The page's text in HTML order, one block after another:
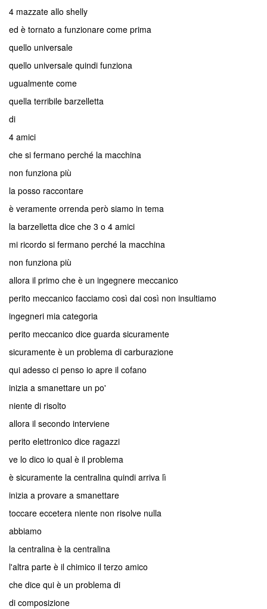
4 mazzate allo shelly
ed è tornato a funzionare come prima
quello universale
quello universale quindi funziona
ugualmente come
quella terribile barzelletta
di
4 amici
che si fermano perché la macchina
non funziona più
la posso raccontare
è veramente orrenda però siamo in tema
la barzelletta dice che 3 o 4 amici
mi ricordo si fermano perché la macchina
non funziona più
allora il primo che è un ingegnere meccanico
perito meccanico facciamo così dai così non insultiamo
ingegneri mia categoria
perito meccanico dice guarda sicuramente
sicuramente è un problema di carburazione
qui adesso ci penso io apre il cofano
inizia a smanettare un po'
niente di risolto
allora il secondo interviene
perito elettronico dice ragazzi
ve lo dico io qual è il problema
è sicuramente la centralina quindi arriva lì
inizia a provare a smanettare
toccare eccetera niente non risolve nulla
abbiamo
la centralina è la centralina
l'altra parte è il chimico il terzo amico
che dice qui è un problema di
di composizione